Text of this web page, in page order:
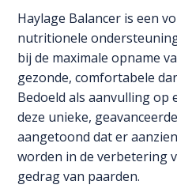
aantal
Haylage Balancer is een
nutritionele
bij de maximale opname
gezonde, comfortabele
Bedoeld als aanvulling
deze unieke,
aangetoond dat er
worden in de verbetering
gedrag van paarden.